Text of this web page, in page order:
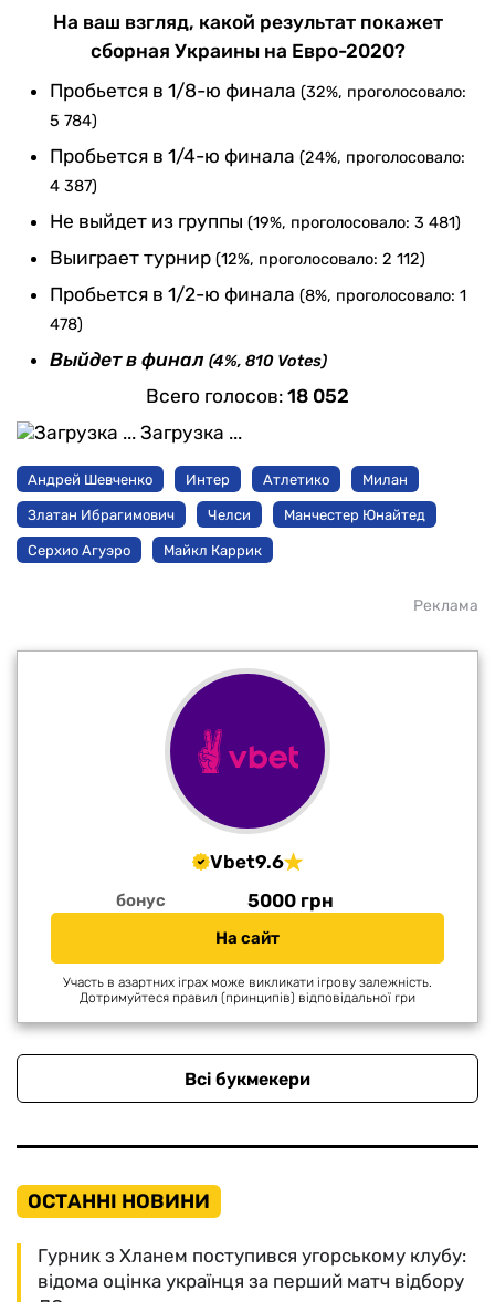
На ваш взгляд, какой результат покажет
сборная Украины на Евро-2020?
Пробьется в 1/8-ю финала (32%, проголосовало:
5 784)
Пробьется в 1/4-ю финала (24%, проголосовало:
4 387)
Не выйдет из группы (19%, проголосовало: 3 481)
Выиграет турнир (12%, проголосовало: 2 112)
Пробьется в 1/2-ю финала (8%, проголосовало: 1
478)
Выйдет в финал (4%, 810 Votes)
Всего голосов: 18 052
Загрузка ...
Андрей Шевченко Интер Атлетико Милан
Златан Ибрагимович Челси Манчестер Юнайтед
Серхио Агуэро Майкл Каррик
Реклама
Vbet9.6
бонус 5000 грн
На сайт
Участь в азартних іграх може викликати ігрову залежність.
Дотримуйтеся правил (принципів) відповідальної гри
Всі букмекери
ОСТАННІ НОВИНИ
Гурник з Хланем поступився угорському клубу:
відома оцінка українця за перший матч відбору